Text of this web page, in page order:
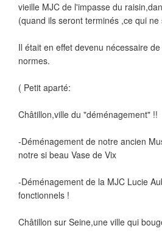
vieille MJC de l'impasse du
(quand ils seront terminés ,ce qui
Il était en effet devenu nécessaire
normes.
( Petit aparté:
Châtillon,ville du "déménagement" !!
-Déménagement de notre ancien
notre si beau Vase de Vix
-Déménagement de la MJC Lucie
fonctionnels !
Châtillon sur Seine,une ville qui